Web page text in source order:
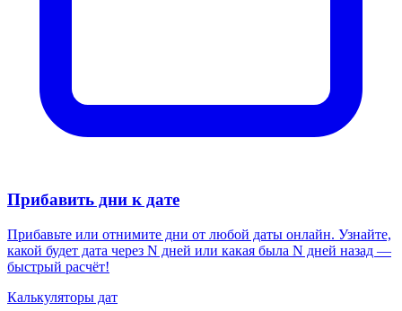
Прибавить дни к дате
Прибавьте или отнимите дни от любой даты онлайн. Узнайте,
какой будет дата через N дней или какая была N дней назад —
быстрый расчёт!
Калькуляторы дат